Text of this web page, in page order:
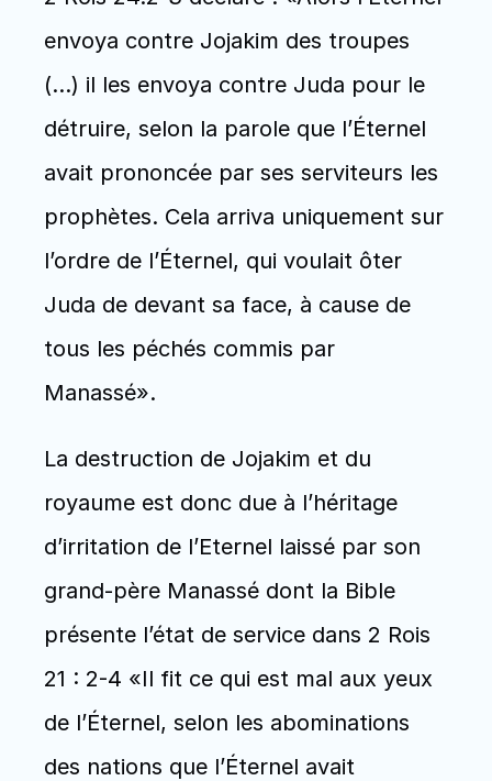
envoya contre Jojakim des troupes
(…) il les envoya contre Juda pour le
détruire, selon la parole que l’Éternel
avait prononcée par ses serviteurs les
prophètes. Cela arriva uniquement sur
l’ordre de l’Éternel, qui voulait ôter
Juda de devant sa face, à cause de
tous les péchés commis par
Manassé».
La destruction de Jojakim et du
royaume est donc due à l’héritage
d’irritation de l’Eternel laissé par son
grand-père Manassé dont la Bible
présente l’état de service dans 2 Rois
21 : 2-4 «Il fit ce qui est mal aux yeux
de l’Éternel, selon les abominations
des nations que l’Éternel avait